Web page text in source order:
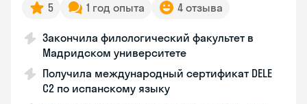
5 1 год опыта 4 отзыва
Закончила филологический факультет в
Мадридском университете
Получила международный сертификат DELE
C2 по испанскому языку